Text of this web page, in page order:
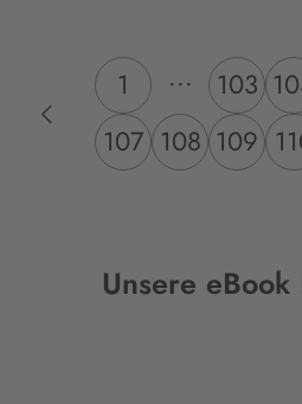
1 ... 103
107 108 109
Unsere eBook